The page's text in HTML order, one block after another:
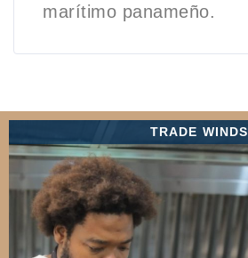
marítimo panameño.
TRADE WINDS